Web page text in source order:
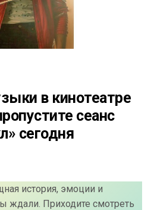
в кинотеатре
сеанс
сегодня
история, эмоции и
ждали. Приходите смотреть